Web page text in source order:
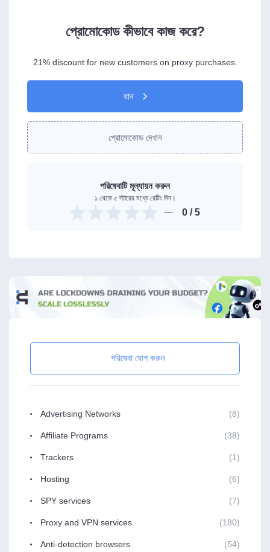
প্রোমোকোড কীভাবে কাজ করে?
21% discount for new customers on proxy purchases.
যান
প্রোমোকোড দেখান
পরিষেবাটি মূল্যায়ন করুন
১ থেকে ৫ স্টারের মধ্যে রেটিং দিন।
0/ 5
পরিষেবা যোগ করুন
Advertising Networks (8)
Affiliate Programs (38)
Trackers (1)
Hosting (6)
SPY services (7)
Proxy and VPN services (180)
Anti-detection browsers (54)